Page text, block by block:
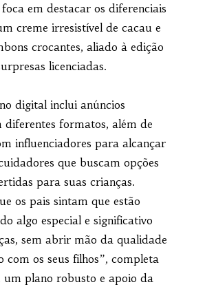
em destacar os diferenciais
creme irresistível de cacau e
crocantes, aliado à edição
licenciadas.
digital inclui anúncios
diferentes formatos, além de
influenciadores para alcançar
que buscam opções
para suas crianças.
os pais sintam que estão
algo especial e significativo
sem abrir mão da qualidade
com os seus filhos”, completa
um plano robusto e apoio da